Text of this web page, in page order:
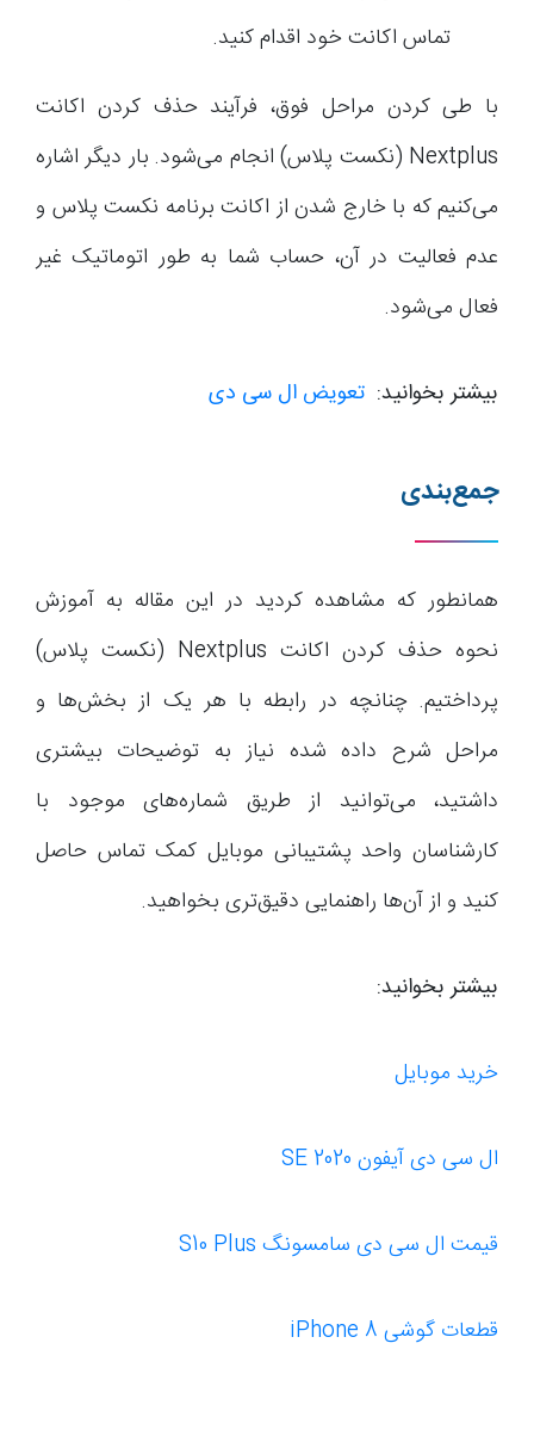
تماس اکانت خود اقدام کنید.
با طی کردن مراحل فوق، فرآیند حذف کردن اکانت
Nextplus (نکست پلاس) انجام می‌شود. بار دیگر اشاره
می‌کنیم که با خارج شدن از اکانت برنامه نکست پلاس و
عدم فعالیت در آن، حساب شما به طور اتوماتیک غیر
فعال می‌شود.
بیشتر بخوانید: تعویض ال سی دی
جمع‌بندی
همانطور که مشاهده کردید در این مقاله به آموزش
نحوه حذف کردن اکانت Nextplus (نکست پلاس)
پرداختیم. چنانچه در رابطه با هر یک از بخش‌ها و
مراحل شرح داده شده نیاز به توضیحات بیشتری
داشتید، می‌توانید از طریق شماره‌های موجود با
کارشناسان واحد پشتیبانی موبایل کمک تماس حاصل
کنید و از آن‌ها راهنمایی دقیق‌تری بخواهید.
بیشتر بخوانید:
خرید موبایل
ال سی دی آیفون SE 2020
قیمت ال سی دی سامسونگ S10 Plus
قطعات گوشی iPhone 8